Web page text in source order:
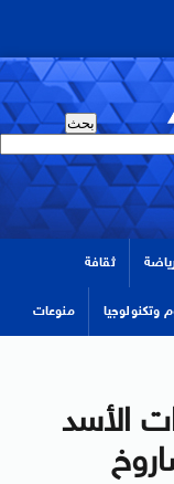
ثقافة
وتكنولوجيا منوعات
الأسد